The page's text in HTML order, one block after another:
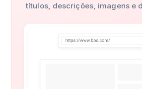
títulos, descrições, imagens e